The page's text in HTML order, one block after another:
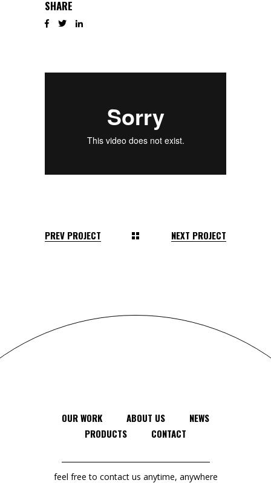
SHARE
PREV PROJECT NEXT PROJECT
OUR WORK ABOUT US
NEWS
PRODUCTS
CONTACT
feel free to contact us anytime, anywhere